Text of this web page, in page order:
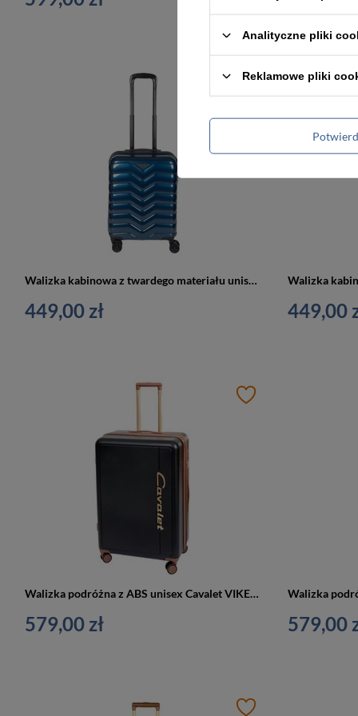
Walizka kabinowa z twardego materiału unisex Cavalet SMYGEHUK mała podróżna niebieska
449,00 zł 449,00
Walizka podróżna z ABS unisex Cavalet VIKEN duża na 4 kółkach czarna
579,00 zł 579,00
Analityczne pliki
Reklamowe pliki